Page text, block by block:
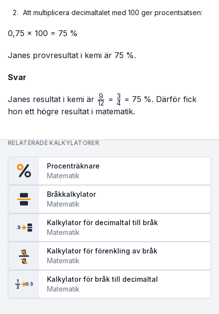
Att multiplicera decimaltalet med 100 ger procentsatsen:
0,75 × 100 = 75 %
Janes provresultat i kemi är 75 %.
Svar
Janes resultat i kemi är \frac{9}
{12}
12
9 = \frac{3}
{4}
4
3
= 75 %. Därför fick
hon ett högre resultat i matematik.
RELATERADE KALKYLATORER
Procenträknare
Matematik
Bråkkalkylator
Matematik
.5
Kalkylator för decimaltal till bråk
Matematik
6
8
Kalkylator för förenkling av bråk
Matematik
1
2 0.5
Kalkylator för bråk till decimaltal
Matematik